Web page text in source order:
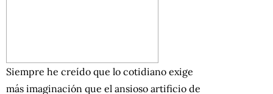
Siempre he creído que lo cotidiano exige
más imaginación que el ansioso artificio de